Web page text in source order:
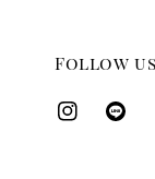
Follow us